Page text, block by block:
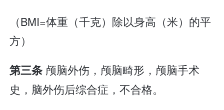
（BMI=体重（千克）除以身高（米）的平
方）
第三条 颅脑外伤，颅脑畸形，颅脑手术
史，脑外伤后综合症，不合格。